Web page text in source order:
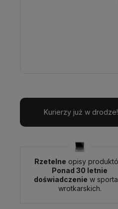
Kurierzy już w
Rzetelne opisy
Ponad 30 letnie
doświadczenie w
wrotkarskich.